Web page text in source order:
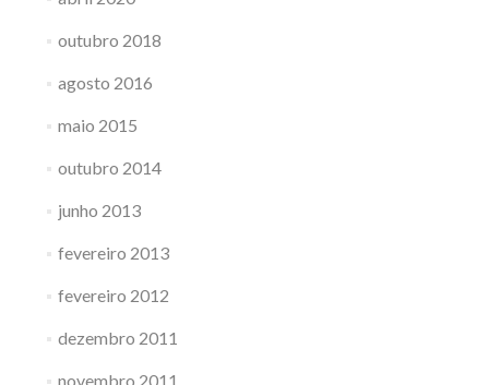
outubro 2018
agosto 2016
maio 2015
outubro 2014
junho 2013
fevereiro 2013
fevereiro 2012
dezembro 2011
novembro 2011